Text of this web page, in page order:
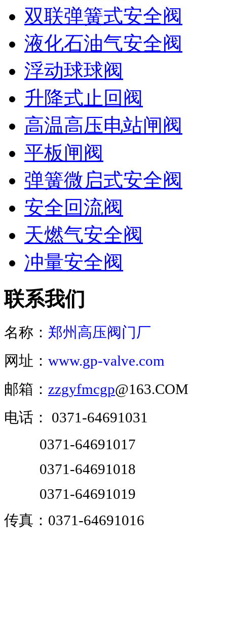
双联弹簧式安全阀
液化石油气安全阀
浮动球球阀
升降式止回阀
高温高压电站闸阀
平板闸阀
弹簧微启式安全阀
安全回流阀
天燃气安全阀
冲量安全阀
联系我们
名称： 郑州高压阀门厂
网址： www.gp-valve.com
邮箱： zzgyfmcgp@163.COM
电话：
0371-64691031
0371-64691017
0371-64691018
0371-64691019
传真：0371-64691016